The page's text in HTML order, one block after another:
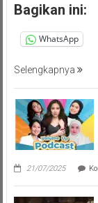
Bagikan ini:
WhatsApp
Selengkapnya
21/07/2025